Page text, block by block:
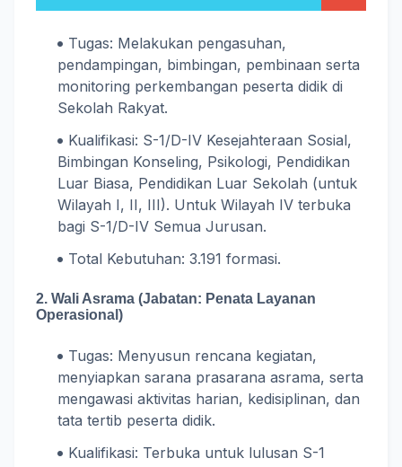
Tugas: Melakukan pengasuhan,
pendampingan, bimbingan, pembinaan serta
monitoring perkembangan peserta didik di
Sekolah Rakyat.
Kualifikasi: S-1/D-IV Kesejahteraan Sosial,
Bimbingan Konseling, Psikologi, Pendidikan
Luar Biasa, Pendidikan Luar Sekolah (untuk
Wilayah I, II, III). Untuk Wilayah IV terbuka
bagi S-1/D-IV Semua Jurusan.
Total Kebutuhan: 3.191 formasi.
2. Wali Asrama (Jabatan: Penata Layanan
Operasional)
Tugas: Menyusun rencana kegiatan,
menyiapkan sarana prasarana asrama, serta
mengawasi aktivitas harian, kedisiplinan, dan
tata tertib peserta didik.
Kualifikasi: Terbuka untuk lulusan S-1